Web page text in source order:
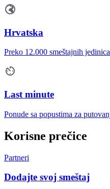
Hrvatska
Preko 12.000 smeštajnih
Last minute
Ponude sa popustima za
Korisne prečice
Partneri
Dodajte svoj smeštaj